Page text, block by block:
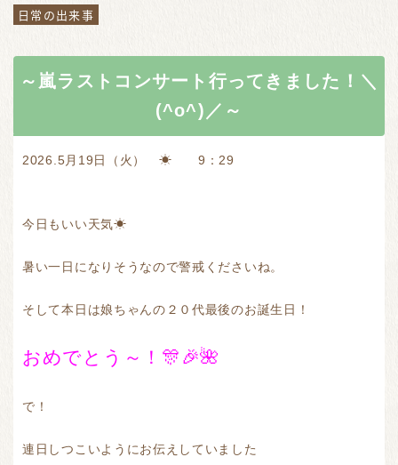
日常の出来事
～嵐ラストコンサート行ってきました！＼
(^o^)／～
2026.5月19日（火） ☀ 9：29
今日もいい天気☀
暑い一日になりそうなので警戒くださいね。
そして本日は娘ちゃんの２０代最後のお誕生日！
おめでとう～！🎊🎉🌺
で！
連日しつこいようにお伝えしていました